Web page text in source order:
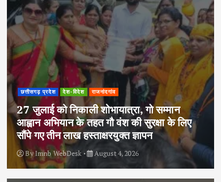
छत्तीसगढ़ प्रदेश देश-विदेश राजनांदगांव
27 जुलाई को निकाली शोभायात्रा, गो सम्मान
आह्वान अभियान के तहत गौ वंश की सुरक्षा के लिए
सौंपे गए तीन लाख हस्ताक्षरयुक्त ज्ञापन
ByImnb WebDesk August 4, 2026